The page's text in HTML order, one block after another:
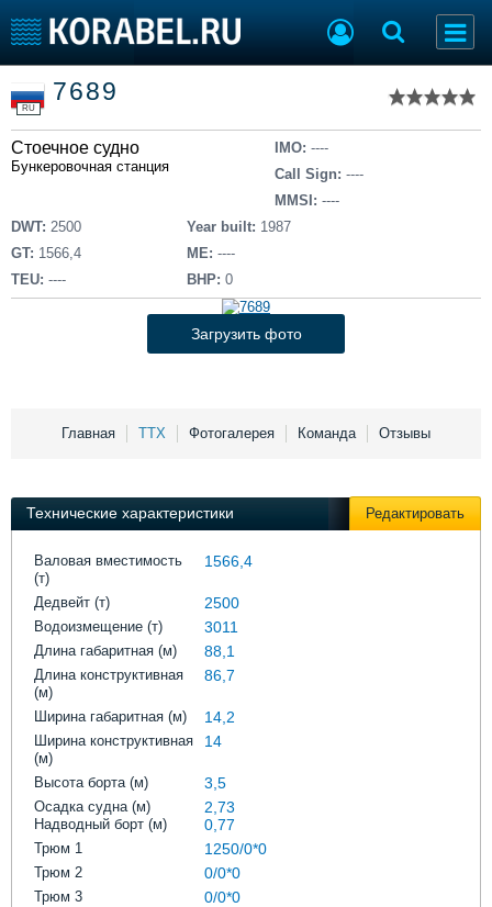
Тип судна
Добавить судно
Добавить проект
Последние 100
Пульс
Новости
Компании
Репутация
Торговая площадка
Доска объявлений
Продажа флота
Оборудование
Изделия
Материалы
Услуги
Выставки и семинары
Личности
Словарь
Галерея флота
Форум
RU
7689
Стоечное судно
Бункеровочная станция
IMO: ----
Call Sign: ----
MMSI: ----
DWT: 2500
GT: 1566,4
TEU: ----
Year built: 1987
ME: ----
BHP: 0
Загрузить фото
Главная ТТХ Фотогалерея Команда Отзывы
Технические характеристики Редактировать
Валовая вместимость
(т)
1566,4
Дедвейт (т) 2500
Водоизмещение (т) 3011
Длина габаритная (м) 88,1
Длина конструктивная
(м)
86,7
Ширина габаритная (м) 14,2
Ширина конструктивная
(м)
14
Высота борта (м) 3,5
Осадка судна (м) 2,73
Надводный борт (м) 0,77
Трюм 1 1250/0*0
Трюм 2 0/0*0
Трюм 3 0/0*0